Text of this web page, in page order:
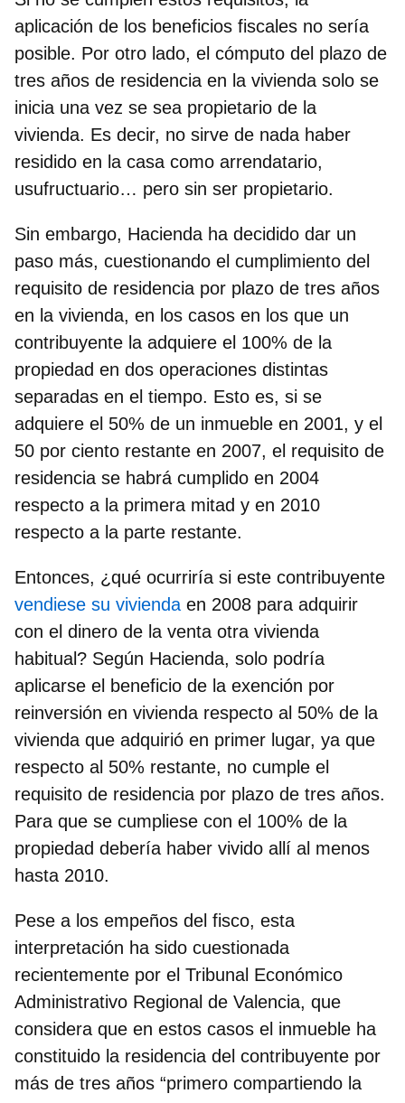
aplicación de los beneficios fiscales no sería
posible. Por otro lado, el cómputo del plazo de
tres años de residencia en la vivienda solo se
inicia una vez se sea propietario de la
vivienda. Es decir, no sirve de nada haber
residido en la casa como arrendatario,
usufructuario… pero sin ser propietario.
Sin embargo, Hacienda ha decidido dar un
paso más, cuestionando el cumplimiento del
requisito de residencia por plazo de tres años
en la vivienda, en los casos en los que un
contribuyente la adquiere el 100% de la
propiedad en dos operaciones distintas
separadas en el tiempo. Esto es, si se
adquiere el 50% de un inmueble en 2001, y el
50 por ciento restante en 2007, el requisito de
residencia se habrá cumplido en 2004
respecto a la primera mitad y en 2010
respecto a la parte restante.
Entonces, ¿qué ocurriría si este contribuyente
vendiese su vivienda en 2008 para adquirir
con el dinero de la venta otra vivienda
habitual? Según Hacienda, solo podría
aplicarse el beneficio de la exención por
reinversión en vivienda respecto al 50% de la
vivienda que adquirió en primer lugar, ya que
respecto al 50% restante, no cumple el
requisito de residencia por plazo de tres años.
Para que se cumpliese con el 100% de la
propiedad debería haber vivido allí al menos
hasta 2010.
Pese a los empeños del fisco, esta
interpretación ha sido cuestionada
recientemente por el Tribunal Económico
Administrativo Regional de Valencia, que
considera que en estos casos el inmueble ha
constituido la residencia del contribuyente por
más de tres años “primero compartiendo la